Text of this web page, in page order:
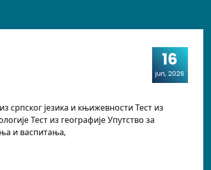
16
jun, 2026
српског језика и књижевности Тест из
Тест из географије Упутство за
и васпитања,